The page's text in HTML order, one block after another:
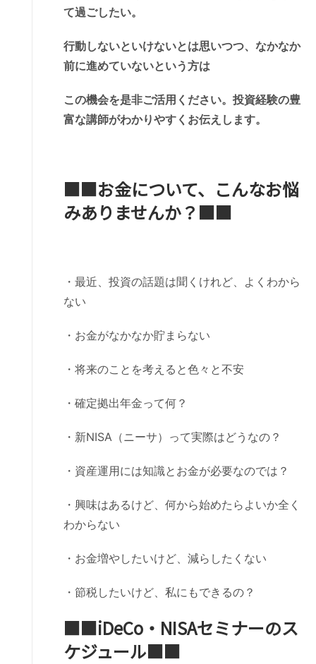
て過ごしたい。
行動しないといけないとは思いつつ、なかなか
前に進めていないという方は
この機会を是非ご活用ください。投資経験の豊
富な講師がわかりやすくお伝えします。
■■お金について、こんなお悩
みありませんか？■■
・最近、投資の話題は聞くけれど、よくわから
ない
・お金がなかなか貯まらない
・将来のことを考えると色々と不安
・確定拠出年金って何？
・新NISA（ニーサ）って実際はどうなの？
・資産運用には知識とお金が必要なのでは？
・興味はあるけど、何から始めたらよいか全く
わからない
・お金増やしたいけど、減らしたくない
・節税したいけど、私にもできるの？
■■iDeCo・NISAセミナーのス
ケジュール■■